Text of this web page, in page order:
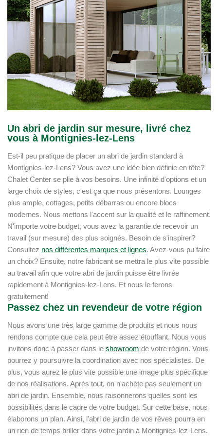
Un abri de jardin sur mesure, livré chez
vous à Montignies-lez-Lens
Est-il peu pratique de placer un abri de jardin standard à
Montignies-lez-Lens? Vous avez une idée bien définie en tête?
Chalet Center se plie à vos besoins. Une infinité d'options et un
large choix de styles, c'est ça que nous présentons. Lounges
plus ample, cottages, petits débarras ou encore blocs
modernes. Nous mettons l'accent sur la qualité et le raffinement.
N'importe votre budget, vous avez la garantie de recevoir un
travail (sur mesure) des plus soignés. Besoin de s'inspirer?
Consultez nos différentes marques et lignes. Avez-vous pu faire
un choix? Ensuite, notre fabricant se mettra le plus vite possible
au travail afin que votre abri de jardin puisse être livrée
rapidement à Montignies-lez-Lens. Et nous le ferons
gratuitement!
Passez chez un revendeur de votre région
Nous avons une très large gamme de produits et nous nous
rendons compte que cela peut être assez étouffant. Nous vous
invitons donc à passer dans le showroom de votre région. Vous
pourrez y poursuivre la coordination avec nos spécialistes. De
plus, vous aurez le plus vite possible une image plus spécifique
de nos réalisations. Après tout, on n'achète pas seulement un
abri de jardin. Ensemble, nous raisonnerons quelles sont les
possibilités dans le cadre de votre budget. Sur cette base, nous
élaborons un plan. Ainsi, l'abri de jardin de vos rêves pourra en
un rien de temps briller dans votre jardin à Montignies-lez-Lens.